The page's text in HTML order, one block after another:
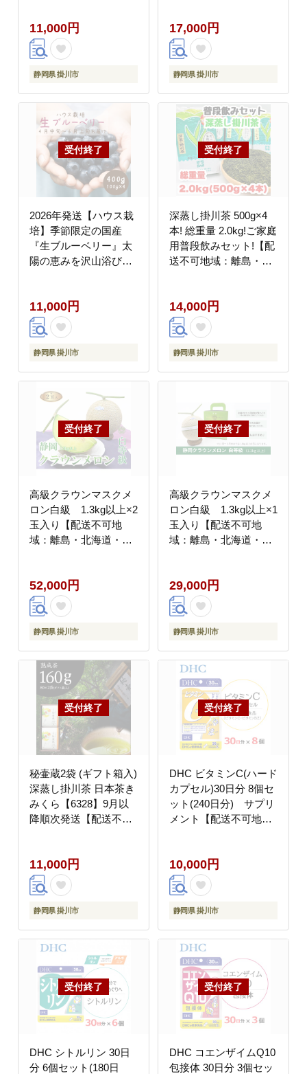
11,000円
静岡県 掛川市
17,000円
静岡県 掛川市
2026年発送【ハウス栽
培】季節限定の国産
『生ブルーベリー』太
陽の恵みを沢山浴び新
沖縄県・四国・九州】
11,000円
静岡県 掛川市
深蒸し掛川茶 500g×4
本! 総重量 2.0kg!ご家庭
用普段飲みセット!【配
送不可地域：離島・沖
14,000円
静岡県 掛川市
高級クラウンマスクメ
ロン白級 1.3kg以上×2
玉入り【配送不可地
域：離島・北海道・沖
52,000円
静岡県 掛川市
高級クラウンマスクメ
ロン白級 1.3kg以上×1
玉入り【配送不可地
域：離島・北海道・沖
29,000円
静岡県 掛川市
秘壷蔵2袋 (ギフト箱入)
深蒸し掛川茶 日本茶き
みくら【6328】9月以
降順次発送【配送不可
11,000円
静岡県 掛川市
DHC ビタミンC(ハード
カプセル)30日分 8個セ
ット(240日分) サプリ
メント【配送不可地
10,000円
静岡県 掛川市
DHC シトルリン 30日
分 6個セット(180日
DHC コエンザイムQ10
包接体 30日分 3個セッ